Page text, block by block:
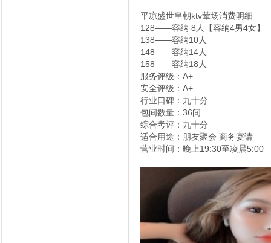
平凉盛世皇朝ktv荤场消费明细
128——容纳 8人【容纳4男4女】
138——容纳10人
148——容纳14人
158——容纳18人
服务评级：A+
安全评级：A+
行业口碑：九十分
包间数量：36间
综合考评：九十分
适合用途：朋友聚会 商务宴请
营业时间：晚上19:30至凌晨5:00